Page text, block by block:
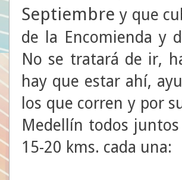
Septiembrey que
de la Encomienda y
No se tratará de ir,
hay que estar ahí,
los que corren y por
Medellín todos
15-20 kms. cada una: